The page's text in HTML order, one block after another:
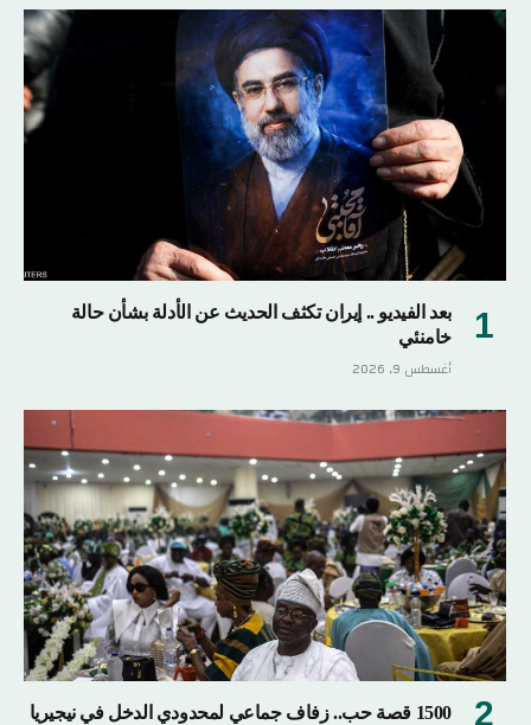
بعد الفيديو .. إيران تكثف الحديث عن الأدلة بشأن حالة
خامنئي
أغسطس 9, 2026
1500 قصة حب.. زفاف جماعي لمحدودي الدخل في نيجيريا